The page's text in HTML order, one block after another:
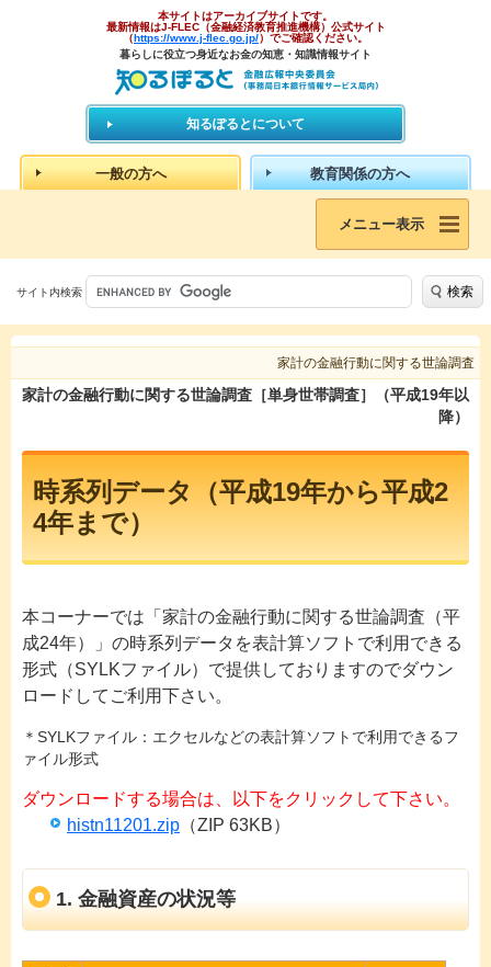
本サイトはアーカイブサイトです。
最新情報はJ-FLEC（金融経済教育推進機構）公式サイト
（https://www.j-flec.go.jp/）でご確認ください。
暮らしに役立つ身近なお金の知恵・知識情報サイト
知るぽるとについて
一般の方へ 教育関係の方へ
メニュー表示
サイト内検索 検索
家計の金融行動に関する世論調査
家計の金融行動に関する世論調査［単身世帯調査］（平成19年以
降）
時系列データ（平成19年から平成2
4年まで）
本コーナーでは「家計の金融行動に関する世論調査（平
成24年）」の時系列データを表計算ソフトで利用できる
形式（SYLKファイル）で提供しておりますのでダウン
ロードしてご利用下さい。
＊SYLKファイル：エクセルなどの表計算ソフトで利用できるフ
ァイル形式
ダウンロードする場合は、以下をクリックして下さい。
histn11201.zip （ZIP 63KB）
1. 金融資産の状況等